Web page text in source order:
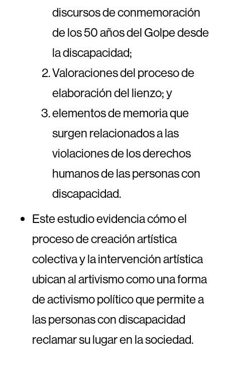
discursos de conmemoración
de los 50 años del Golpe desde
la discapacidad;
Valoraciones del proceso de
elaboración del lienzo; y
elementos de memoria que
surgen relacionados a las
violaciones de los derechos
humanos de las personas con
discapacidad.
Este estudio evidencia cómo el
proceso de creación artística
colectiva y la intervención artística
ubican al artivismo como una forma
de activismo político que permite a
las personas con discapacidad
reclamar su lugar en la sociedad.